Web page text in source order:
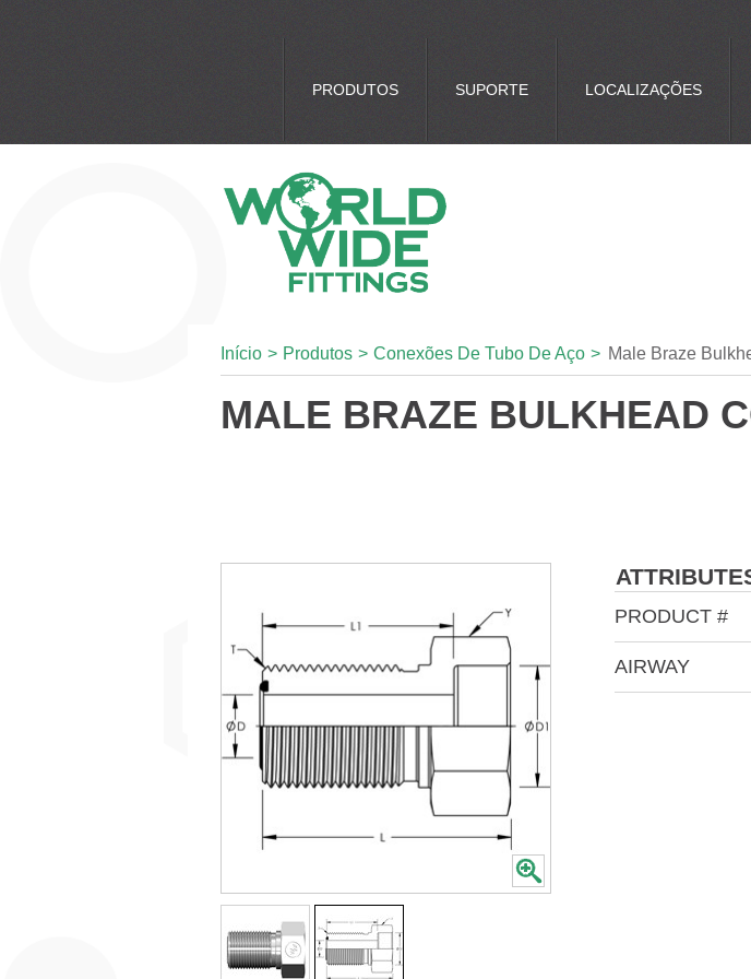
PRODUTOS SUPORTE LOCALIZAÇÕES
Início > Produtos > Conexões De Tubo De Aço > Male Braze
MALE BRAZE BULKHEAD
PRODUCT #
AIRWAY